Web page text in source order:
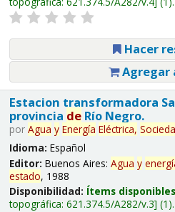
Hacer
Agregar
Estacion transformadora
provincia deRío Negro.
por Agua y Energía Eléctrica,
Idioma: Español
Editor: Buenos Aires: Agua y
estado, 1988
Disponibilidad: Ítems
topográfica: 621.374.5/A282/v.3 (1).